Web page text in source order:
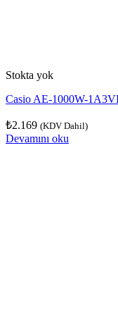
Stokta yok
Casio AE-1000W-
₺2.169 (KDV Dahil)
Devamını oku